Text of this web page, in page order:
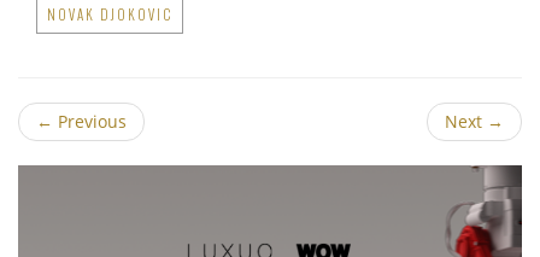
NOVAK DJOKOVIC
← Previous Next →